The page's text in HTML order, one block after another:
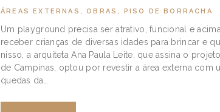
ÁREAS EXTERNAS ,OBRAS, PISO DE BORRACHA
Um playground precisa ser atrativo, funcional e
receber crianças de diversas idades para brincar e
nisso, a arquiteta Ana Paula Leite, que assina o
de Campinas, optou por revestir a área externa com
quedas da…